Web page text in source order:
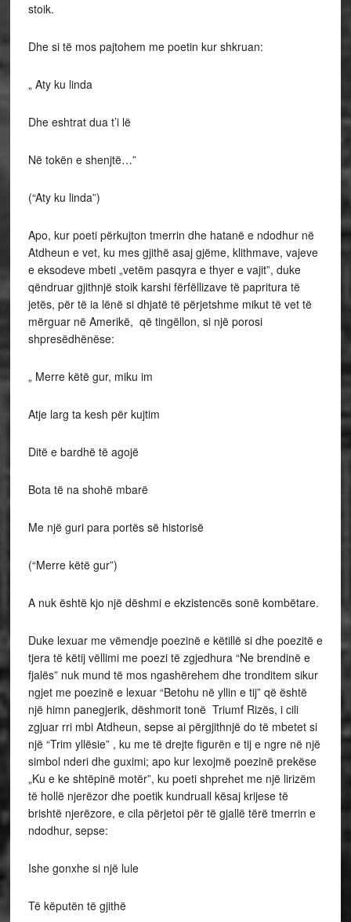
stoik.
Dhe si të mos pajtohem me poetin kur shkruan:
„ Aty ku linda
Dhe eshtrat dua t’i lë
Në tokën e shenjtë…”
(“Aty ku linda”)
Apo, kur poeti përkujton tmerrin dhe hatanë e ndodhur në
Atdheun e vet, ku mes gjithë asaj gjëme, klithmave, vajeve
e eksodeve mbeti „vetëm pasqyra e thyer e vajit”, duke
qëndruar gjithnjë stoik karshi fërfëllizave të papritura të
jetës, për të ia lënë si dhjatë të përjetshme mikut të vet të
mërguar në Amerikë, që tingëllon, si një porosi
shpresëdhënëse:
„ Merre këtë gur, miku im
Atje larg ta kesh për kujtim
Ditë e bardhë të agojë
Bota të na shohë mbarë
Me një guri para portës së historisë
(“Merre këtë gur”)
A nuk është kjo një dëshmi e ekzistencës sonë kombëtare.
Duke lexuar me vëmendje poezinë e këtillë si dhe poezitë e
tjera të këtij vëllimi me poezi të zgjedhura “Ne brendinë e
fjalës” nuk mund të mos ngashërehem dhe tronditem sikur
ngjet me poezinë e lexuar “Betohu në yllin e tij” që është
një himn panegjerik, dëshmorit tonë Triumf Rizës, i cili
zgjuar rri mbi Atdheun, sepse ai përgjithnjë do të mbetet si
një “Trim yllësie” , ku me të drejte figurën e tij e ngre në një
simbol nderi dhe guximi; apo kur lexojmë poezinë prekëse
„Ku e ke shtëpinë motër”, ku poeti shprehet me një lirizëm
të hollë njerëzor dhe poetik kundruall kësaj krijese të
brishtë njerëzore, e cila përjetoi për të gjallë tërë tmerrin e
ndodhur, sepse:
Ishe gonxhe si një lule
Të këputën të gjithë